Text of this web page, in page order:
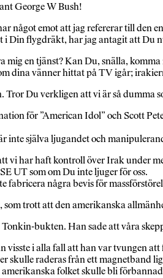
George W Bush!
något emot att jag refererar till den
i Din flygdräkt, har jag antagit att
mig en tjänst? Kan Du, snälla,
dina vänner hittat på TV igår;
Tror Du verkligen att vi är så dumma
för ”American Idol” och Scott
inte själva ljugandet och
vi har haft kontroll över Irak under
UT som om Du inte ljuger för oss.
fabricera några bevis för
trott att den amerikanska
bukten. Han sade att våra
visste i alla fall att han var tvungen
skulle raderas från ett magnetband
folket skulle bli